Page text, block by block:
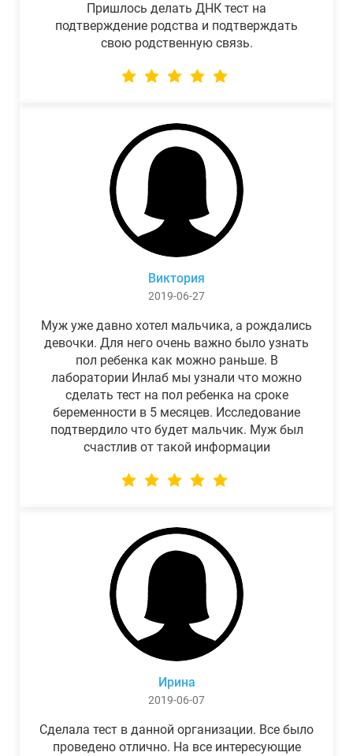
Пришлось делать ДНК тест на
подтверждение родства и подтверждать
свою родственную связь.
Виктория
2019-06-27
Муж уже давно хотел мальчика, а рождались
девочки. Для него очень важно было узнать
пол ребенка как можно раньше. В
лаборатории Инлаб мы узнали что можно
сделать тест на пол ребенка на сроке
беременности в 5 месяцев. Исследование
подтвердило что будет мальчик. Муж был
счастлив от такой информации
Ирина
2019-06-07
Сделала тест в данной организации. Все было
проведено отлично. На все интересующие